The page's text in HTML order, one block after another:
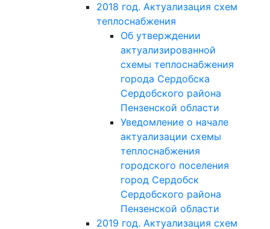
2018 год. Актуализация схем
теплоснабжения
Об утверждении
актуализированной
схемы теплоснабжения
города Сердобска
Сердобского района
Пензенской области
Уведомление о начале
актуализации схемы
теплоснабжения
городского поселения
город Сердобск
Сердобского района
Пензенской области
2019 год. Актуализация схем